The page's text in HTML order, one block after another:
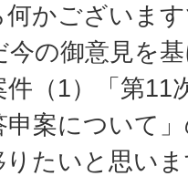
何かございま
今の御意見を
（1）「第11
申案について
りたいと思い